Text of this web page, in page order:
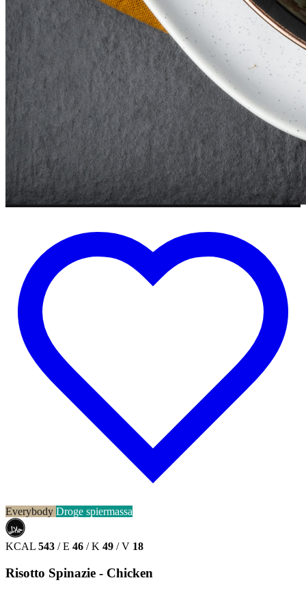
Everybody Droge spiermassa
حلال
HALAL
KCAL 543 / E 46 / K 49 / V 18
Risotto Spinazie - Chicken